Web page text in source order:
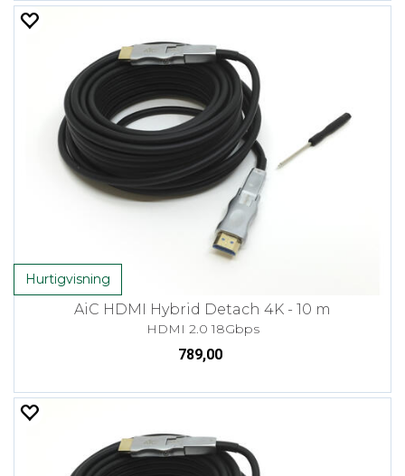
Hurtigvisning
AiC HDMI Hybrid Detach 4K - 10 m
HDMI 2.0 18Gbps
789,00